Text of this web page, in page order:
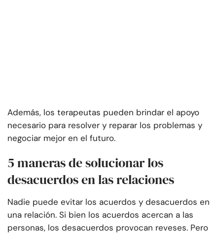
Además, los terapeutas pueden brindar el apoyo
necesario para resolver y reparar los problemas y
negociar mejor en el futuro.
5 maneras de solucionar los
desacuerdos en las relaciones
Nadie puede evitar los acuerdos y desacuerdos en
una relación. Si bien los acuerdos acercan a las
personas, los desacuerdos provocan reveses. Pero